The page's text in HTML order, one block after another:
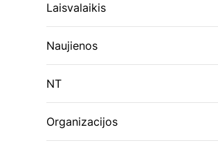
Laisvalaikis
Naujienos
NT
Organizacijos